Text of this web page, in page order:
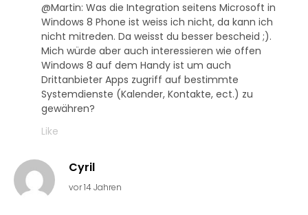
@Martin: Was die Integration seitens Microsoft in
Windows 8 Phone ist weiss ich nicht, da kann ich
nicht mitreden. Da weisst du besser bescheid ;).
Mich würde aber auch interessieren wie offen
Windows 8 auf dem Handy ist um auch
Drittanbieter Apps zugriff auf bestimmte
Systemdienste (Kalender, Kontakte, ect.) zu
gewähren?
Like
Cyril
vor 14 Jahren